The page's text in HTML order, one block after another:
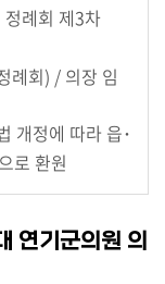
례회 제3차
례회) / 의장 임
개정에 따라 읍･
로 환원
기군의원 의